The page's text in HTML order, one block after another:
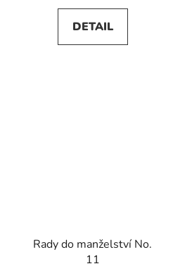
DETAIL
Rady do manželství No.
11